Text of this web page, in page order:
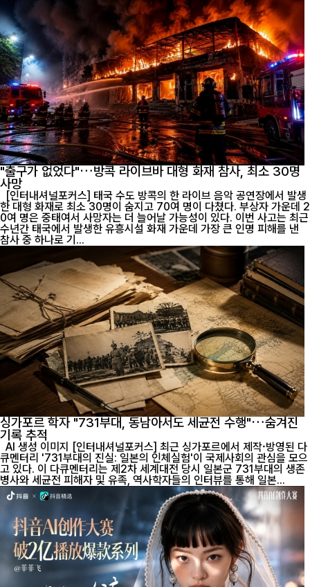
"출구가 없었다"…방콕 라이브바 대형 화재 참사, 최소 30명
사망
[인터내셔널포커스] 태국 수도 방콕의 한 라이브 음악 공연장에서 발생
한 대형 화재로 최소 30명이 숨지고 70여 명이 다쳤다. 부상자 가운데 2
0여 명은 중태여서 사망자는 더 늘어날 가능성이 있다. 이번 사고는 최근
수년간 태국에서 발생한 유흥시설 화재 가운데 가장 큰 인명 피해를 낸
참사 중 하나로 기...
싱가포르 학자 "731부대, 동남아서도 세균전 수행"…숨겨진
기록 추적
큐멘터리 '731부대의 진실: 일본의 인체실험'이 국제사회의 관심을 모으
고 있다. 이 다큐멘터리는 제2차 세계대전 당시 일본군 731부대의 생존
병사와 세균전 피해자 및 유족, 역사학자들의 인터뷰를 통해 일본...